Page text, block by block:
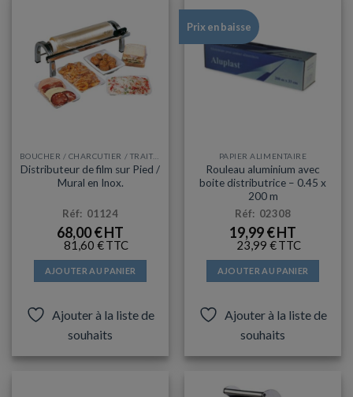
Distributeur de film sur Pied /
Mural en Inox.
Réf: 01124
68,00€
81,60 €
AJOUTER AU PANIER
Ajouter à la liste de
souhaits
Prix en baisse
PAPIER ALIMENTAIRE
Rouleau aluminium avec
boite distributrice – 0.45 x
200 m
Réf: 02308
19,99€
23,99 €
AJOUTER AU PANIER
Ajouter à la liste de
souhaits